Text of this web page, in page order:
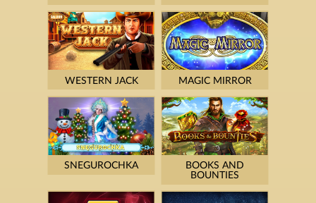
WESTERN JACK MAGIC MIRROR
SNEGUROCHKA
BOOKS AND
BOUNTIES